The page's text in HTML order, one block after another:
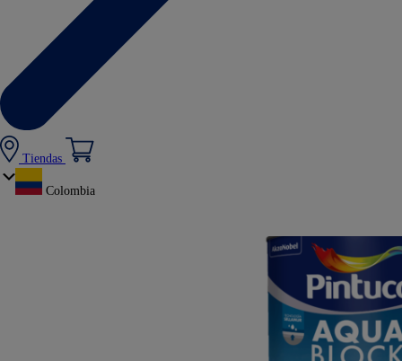
Tiendas
Colombia